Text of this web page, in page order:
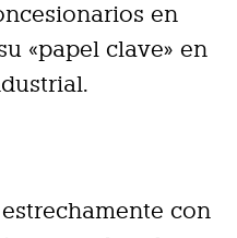
en
«papel clave» en
con